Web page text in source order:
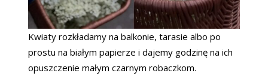
Kwiaty rozkładamy na balkonie, tarasie albo po
prostu na białym papierze i dajemy godzinę na ich
opuszczenie małym czarnym robaczkom.